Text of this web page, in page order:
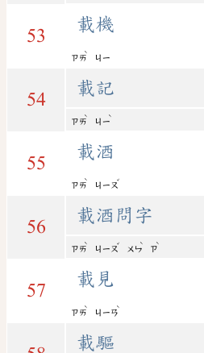
53
載機
ㄗㄞ
ˋ
ㄐㄧ
54
載記
ㄗㄞ
ˋ
ㄐㄧ
ˋ
55
載酒
ㄗㄞ
ˋ
ㄐㄧㄡ
ˇ
56
載酒問字
ㄗㄞ
ˋ
ㄐㄧㄡ
ˇ
ㄨㄣ
ˋ
ㄗ
ˋ
57
載見
ㄗㄞ
ˋ
ㄐㄧㄢ
ˋ
載驅